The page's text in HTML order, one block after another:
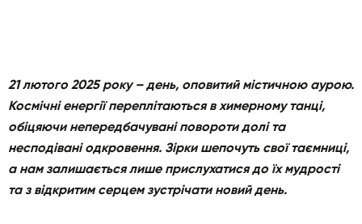
21 лютого 2025 року – день, оповитий містичною аурою.
Космічні енергії переплітаються в химерному танці,
обіцяючи непередбачувані повороти долі та
несподівані одкровення. Зірки шепочуть свої таємниці,
а нам залишається лише прислухатися до їх мудрості
та з відкритим серцем зустрічати новий день.